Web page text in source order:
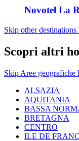
Novotel La
Skip other destinations
Scopri altri
Skip Aree geografiche
ALSAZIA
AQUITANIA
BASSA
BRETAGNA
CENTRO
ILE DE